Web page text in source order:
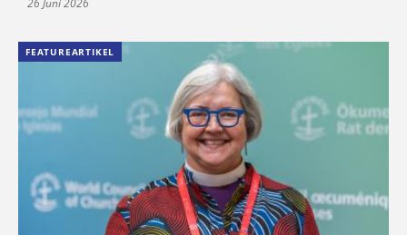
26 Juni 2026
FEATUREARTIKEL